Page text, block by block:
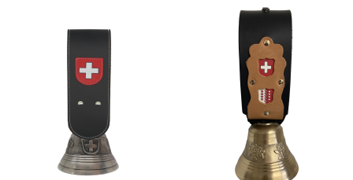
Zur Wunschliste hinzufügen
Zur Vergleichsliste hinzufügen
Schnellansicht